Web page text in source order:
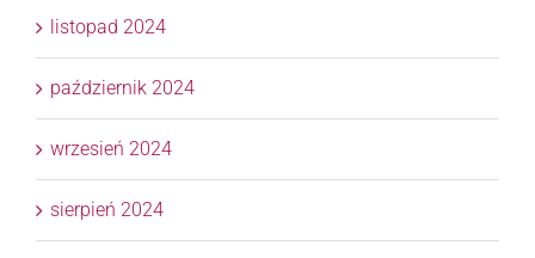
listopad 2024
październik 2024
wrzesień 2024
sierpień 2024